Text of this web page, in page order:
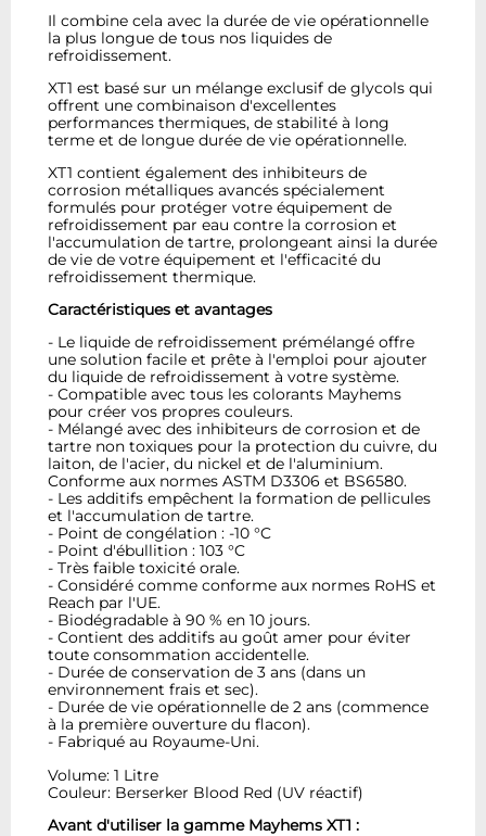
Il combine cela avec la durée de vie opérationnelle
la plus longue de tous nos liquides de
refroidissement.
XT1 est basé sur un mélange exclusif de glycols qui
offrent une combinaison d'excellentes
performances thermiques, de stabilité à long
terme et de longue durée de vie opérationnelle.
XT1 contient également des inhibiteurs de
corrosion métalliques avancés spécialement
formulés pour protéger votre équipement de
refroidissement par eau contre la corrosion et
l'accumulation de tartre, prolongeant ainsi la durée
de vie de votre équipement et l'efficacité du
refroidissement thermique.
Caractéristiques et avantages
- Le liquide de refroidissement prémélangé offre
une solution facile et prête à l'emploi pour ajouter
du liquide de refroidissement à votre système.
- Compatible avec tous les colorants Mayhems
pour créer vos propres couleurs.
- Mélangé avec des inhibiteurs de corrosion et de
tartre non toxiques pour la protection du cuivre, du
laiton, de l'acier, du nickel et de l'aluminium.
Conforme aux normes ASTM D3306 et BS6580.
- Les additifs empêchent la formation de pellicules
et l'accumulation de tartre.
- Point de congélation : -10 °C
- Point d'ébullition : 103 °C
- Très faible toxicité orale.
- Considéré comme conforme aux normes RoHS et
Reach par l'UE.
- Biodégradable à 90 % en 10 jours.
- Contient des additifs au goût amer pour éviter
toute consommation accidentelle.
- Durée de conservation de 3 ans (dans un
environnement frais et sec).
- Durée de vie opérationnelle de 2 ans (commence
à la première ouverture du flacon).
- Fabriqué au Royaume-Uni.
Volume: 1 Litre
Couleur: Berserker Blood Red (UV réactif)
Avant d'utiliser la gamme Mayhems XT1 :